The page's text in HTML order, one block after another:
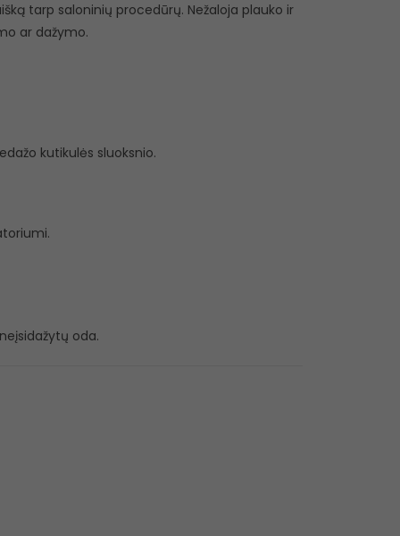
tarp saloninių procedūrų. Nežaloja plauko ir
ar dažymo.
kutikulės sluoksnio.
oda.